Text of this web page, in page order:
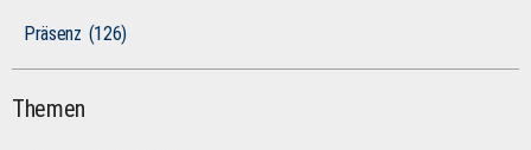
Präsenz (126)
Themen